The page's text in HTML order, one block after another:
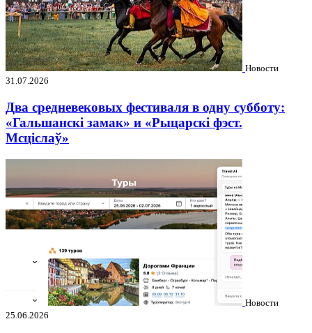
Новости
31.07.2026
Два средневековых фестиваля в одну субботу:
«Гальшанскі замак» и «Рыцарскі фэст.
Мсціслаў»
Новости
25.06.2026